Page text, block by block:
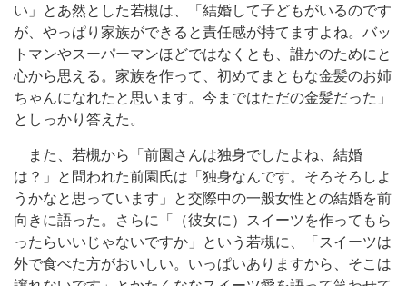
い」とあ然とした若槻は、「結婚して子どもがいるのです
が、やっぱり家族ができると責任感が持てますよね。バッ
トマンやスーパーマンほどではなくとも、誰かのためにと
心から思える。家族を作って、初めてまともな金髪のお姉
ちゃんになれたと思います。今まではただの金髪だった」
としっかり答えた。
また、若槻から「前園さんは独身でしたよね、結婚
は？」と問われた前園氏は「独身なんです。そろそろしよ
うかなと思っています」と交際中の一般女性との結婚を前
向きに語った。さらに「（彼女に）スイーツを作ってもら
ったらいいじゃないですか」という若槻に、「スイーツは
外で食べた方がおいしい。いっぱいありますから、そこは